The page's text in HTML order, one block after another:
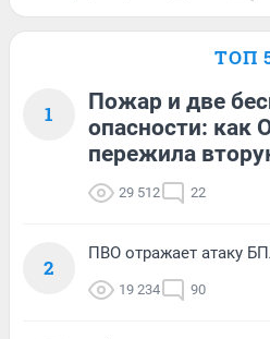
ТОП
1
Пожар и две
опасности: как
пережила
29 512 22
2
ПВО отражает атаку
19 234 90